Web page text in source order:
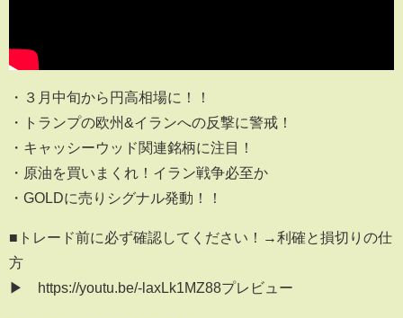
・３月中旬から円高相場に！！
・トランプの欧州&イランへの反撃に警戒！
・キャッシーウッド関連銘柄に注目！
・原油を買いまくれ！イラン戦争必至か
・GOLDに売りシグナル発動！！
■トレード前に必ず確認してください！→利確と損切りの仕
方
▶ https://youtu.be/-laxLk1MZ88プレビュー